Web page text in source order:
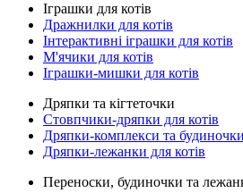
Іграшки для котів
Дражнилки для котів
Інтерактивні іграшки для котів
М'ячики для котів
Іграшки-мишки для котів
Дряпки та кігтеточки
Стовпчики-дряпки для котів
Дряпки-комплекси та будиночки
Дряпки-лежанки для котів
Переноски, будиночки та